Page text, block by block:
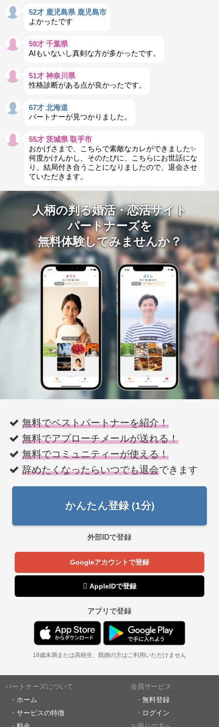
52才 鹿児島県 鹿児島市
よかったです
59才 千葉県
AIもいないし真剣な方が多かったです。
51才 神奈川県
性格診断がある点が良かったです。
67才 北海道
パートナーが見つかりました。
55才 茨城県 取手市
おかげさまで、こちらで素敵なカレができました✨
何度かけんかし、そのたびに、こちらにお世話にな
り、結局付き合うことになりましたので、退会させ
ていただきます。
人柄の判る婚活・恋活サイト
パートナーズを
無料体験してみませんか？
無料でベストパートナーを紹介！
無料でアプローチメールが送れる！
無料でコミュニティーが使える！
辞めたくなったらいつでも退会できます
かんたん登録 (1分)
外部IDで登録
Googleアカウントで登録
 AppleIDで登録
アプリで登録
18歳未満または高校生、既婚の方はご利用いただけません
パートナーズについて
ホーム
サービスの特徴
会員サービス
無料登録
ログイン